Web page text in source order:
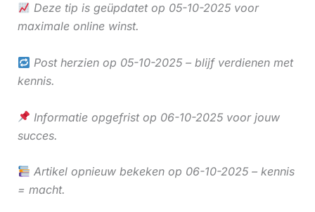
Deze tip is geüpdatet op 05-10-2025 voor
maximale online winst.
Post herzien op 05-10-2025 – blijf verdienen met
kennis.
Informatie opgefrist op 06-10-2025 voor jouw
succes.
Artikel opnieuw bekeken op 06-10-2025 – kennis
= macht.